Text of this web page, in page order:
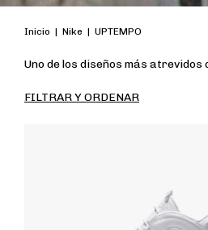
Inicio | Nike | UPTEMPO
Uno de los diseños más atrevidos
FILTRAR Y ORDENAR